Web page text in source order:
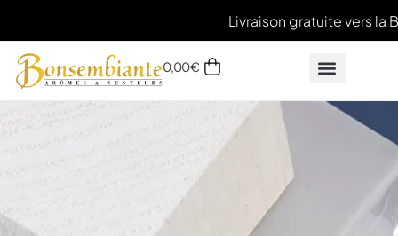
Livraison gratuite vers la
0,00€